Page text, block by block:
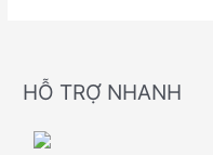
HỖ TRỢ NHANH